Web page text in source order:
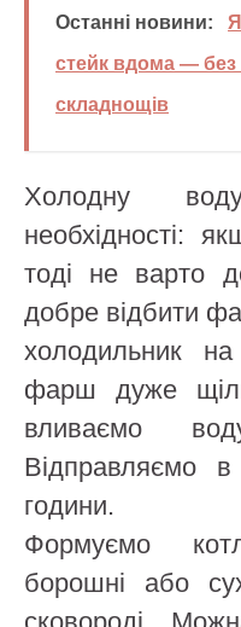
Останні новини:
стейк вдома — без
складнощів
Холодну
необхідності:
тоді не варто
добре відбити
холодильник
фарш дуже
вливаємо
Відправляємо
години.
Формуємо
борошні або